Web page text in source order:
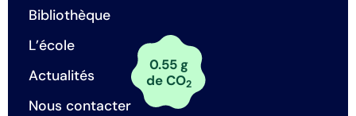
Bibliothèque
L’école
Actualités
Nous contacter
0.55 g
de CO2